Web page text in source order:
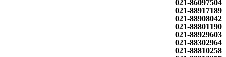
021-86097504
021-88917189
021-88908042
021-88801190
021-88929603
021-88302964
021-88810258